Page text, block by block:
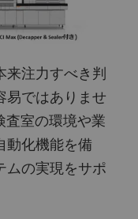
来注力すべき判
易ではありませ
査室の環境や業
動化機能を備
ムの実現をサポ